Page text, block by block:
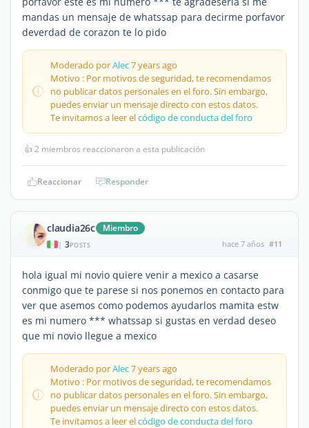
mandas un mensaje de whatssap para decirme porfavor
deverdad de corazon te lo pido
Moderado porAlec7 years ago
Motivo : Por motivos de seguridad, te recomendamos
no publicar datos personales en el foro. Sin embargo,
puedes enviar un mensaje directo con estos datos.
Te invitamos a leer elcódigo de conducta del foro
👍2 miembros reaccionaron a esta publicación
Reaccionar Responder
claudia26c Miembro
| 3POSTS hace 7 años #11
hola igual mi novio quiere venir a mexico a casarse
conmigo que te parese si nos ponemos en contacto para
ver que asemos como podemos ayudarlos mamita estw
es mi numero *** whatssap si gustas en verdad deseo
que mi novio llegue a mexico
Moderado porAlec7 years ago
Motivo : Por motivos de seguridad, te recomendamos
no publicar datos personales en el foro. Sin embargo,
puedes enviar un mensaje directo con estos datos.
Te invitamos a leer elcódigo de conducta del foro